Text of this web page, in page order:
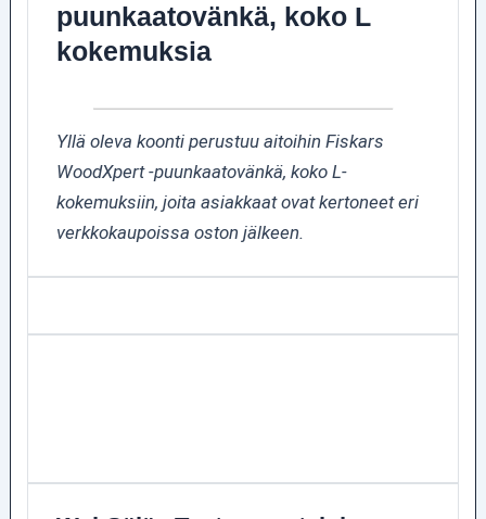
puunkaatovänkä, koko L
kokemuksia
Yllä oleva koonti perustuu aitoihin Fiskars
WoodXpert -puunkaatovänkä, koko L-
kokemuksiin, joita asiakkaat ovat kertoneet eri
verkkokaupoissa oston jälkeen.